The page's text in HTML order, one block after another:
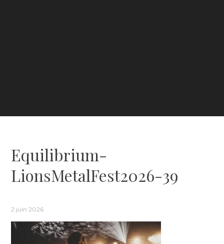
Equilibrium-
LionsMetalFest2026-39
2 juin 2026